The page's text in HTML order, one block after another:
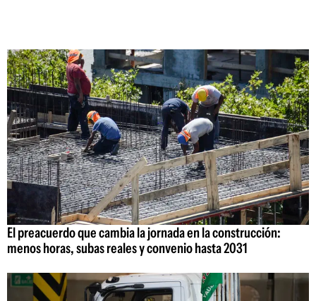
El preacuerdo que cambia la jornada en la construcción:
menos horas, subas reales y convenio hasta 2031